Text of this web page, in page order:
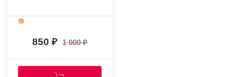
850 1 000